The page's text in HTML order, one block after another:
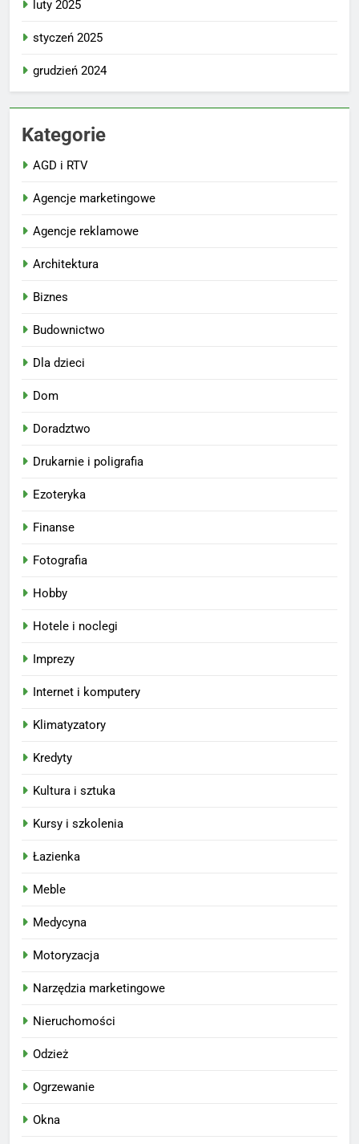
luty 2025
styczeń 2025
grudzień 2024
Kategorie
AGD i RTV
Agencje marketingowe
Agencje reklamowe
Architektura
Biznes
Budownictwo
Dla dzieci
Dom
Doradztwo
Drukarnie i poligrafia
Ezoteryka
Finanse
Fotografia
Hobby
Hotele i noclegi
Imprezy
Internet i komputery
Klimatyzatory
Kredyty
Kultura i sztuka
Kursy i szkolenia
Łazienka
Meble
Medycyna
Motoryzacja
Narzędzia marketingowe
Nieruchomości
Odzież
Ogrzewanie
Okna